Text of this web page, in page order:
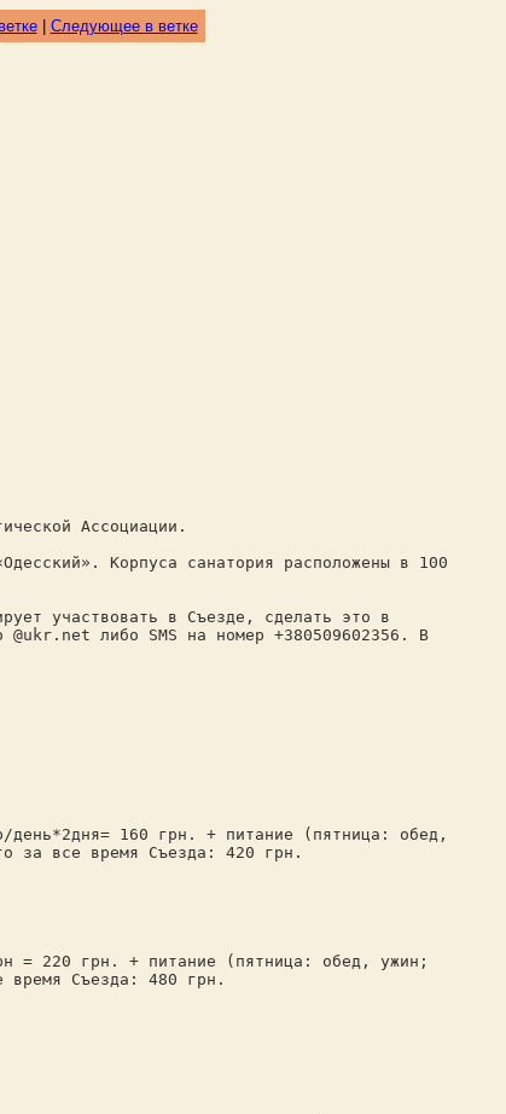
| Следующее в ветке
Ассоциации.
Корпуса санатория расположены в 100
участвовать в Съезде, сделать это в
либо SMS на номер +380509602356. В
160 грн. + питание (пятница: обед,
за все время Съезда: 420 грн.
= 220 грн. + питание (пятница: обед, ужин;
время Съезда: 480 грн.